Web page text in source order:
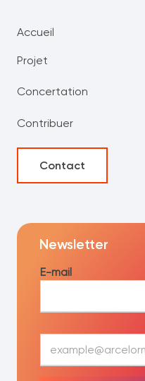
Accueil
Projet
Concertation
Contribuer
Contact
Newsletter
E-mail